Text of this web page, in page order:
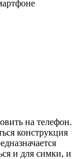
на телефон.
конструкция
и для симки, и